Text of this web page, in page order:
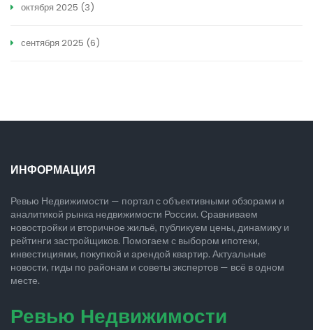
октября 2025 (3)
сентября 2025 (6)
ИНФОРМАЦИЯ
Ревью Недвижимости — портал с объективными обзорами и
аналитикой рынка недвижимости России. Сравниваем
новостройки и вторичное жильё, публикуем цены, динамику и
рейтинги застройщиков. Помогаем с выбором ипотеки,
инвестициями, покупкой и арендой квартир. Актуальные
новости, гиды по районам и советы экспертов — всё в одном
месте.
Ревью Недвижимости